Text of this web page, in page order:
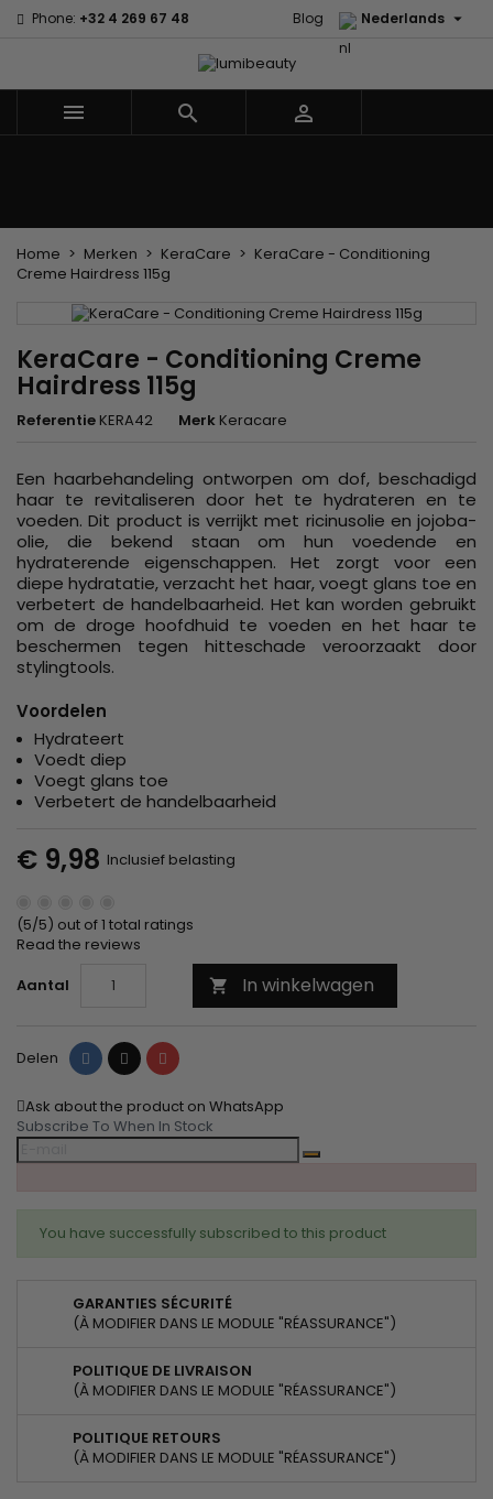
Phone: +32 4 269 67 48 Nederlands 
Blog
  
Home Merken KeraCare
KeraCare - Conditioning
Creme Hairdress 115g
KeraCare - Conditioning Creme
Hairdress 115g
Referentie KERA42 Merk Keracare
Een haarbehandeling ontworpen om dof, beschadigd
haar te revitaliseren door het te hydrateren en te
voeden. Dit product is verrijkt met ricinusolie en jojoba-
olie, die bekend staan om hun voedende en
hydraterende eigenschappen. Het zorgt voor een
diepe hydratatie, verzacht het haar, voegt glans toe en
verbetert de handelbaarheid. Het kan worden gebruikt
om de droge hoofdhuid te voeden en het haar te
beschermen tegen hitteschade veroorzaakt door
stylingtools.
Voordelen
Hydrateert
Voedt diep
Voegt glans toe
Verbetert de handelbaarheid
€ 9,98 Inclusief belasting
(5/5) out of 1 total ratings
Read the reviews
Aantal
 In winkelwagen
Delen Delen Tweet Pinterest
Ask about the product on WhatsApp
Subscribe To When In Stock
You have successfully subscribed to this product
GARANTIES SÉCURITÉ
(À MODIFIER DANS LE MODULE "RÉASSURANCE")
POLITIQUE DE LIVRAISON
(À MODIFIER DANS LE MODULE "RÉASSURANCE")
POLITIQUE RETOURS
(À MODIFIER DANS LE MODULE "RÉASSURANCE")